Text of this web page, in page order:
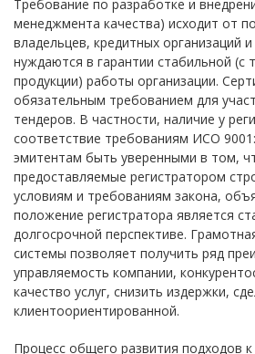
Требование по разработке и
менеджмента качества) исходит от
владельцев, кредитных организаций
нуждаются в гарантии стабильной (с
продукции) работы организации.
обязательным требованием для
тендеров. В частности, наличие у
соответствие требованиям ИСО
эмитентам быть уверенными в том,
предоставляемые регистратором
условиям и требованиям закона,
положение регистратора является
долгосрочной перспективе.
системы позволяет получить ряд
управляемость компании,
качество услуг, снизить издержки,
клиентоориентированной.
Процесс общего развития подходов